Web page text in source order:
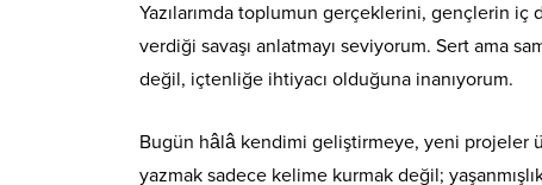
Yazılarımda toplumun gerçeklerini, gençlerin iç
verdiği savaşı anlatmayı seviyorum. Sert ama
değil, içtenliğe ihtiyacı olduğuna inanıyorum.
Bugün hâlâ kendimi geliştirmeye, yeni projeler
yazmak sadece kelime kurmak değil;